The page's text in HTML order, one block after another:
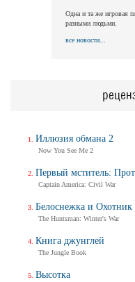
Одна и та же игровая
разными людьми.
все новости...
Иллюзия обмана 2
Now You See Me 2
Первый мститель:
Captain America: Civil War
Белоснежка и Охотник
The Huntsman: Winter's War
Книга джунглей
The Jungle Book
Высотка